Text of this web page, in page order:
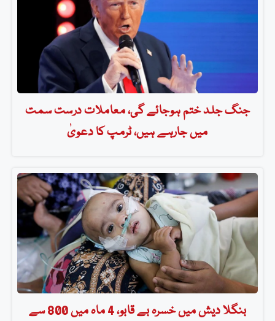
جنگ جلد ختم ہوجائے گی، معاملات درست سمت
میں جارہے ہیں، ٹرمپ کا دعویٰ
بنگلا دیش میں خسرہ بے قابو، 4 ماہ میں 800 سے